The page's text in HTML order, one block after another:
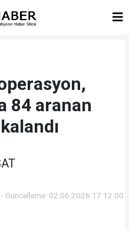
84 aranan
- Güncelleme: 02.06.2026 17:12:00